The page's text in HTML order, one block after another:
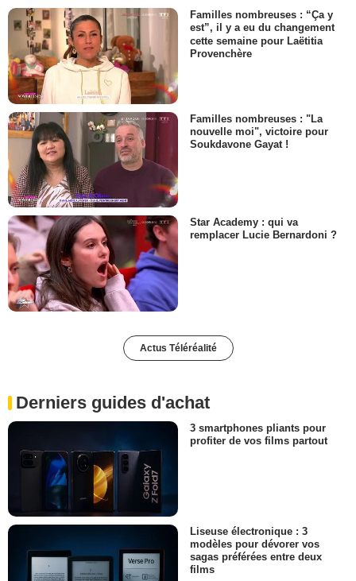
Familles nombreuses : “Ça y
est”, il y a eu du changement
cette semaine pour Laëtitia
Provenchère
Familles nombreuses : "La
nouvelle moi", victoire pour
Soukdavone Gayat !
Star Academy : qui va
remplacer Lucie Bernardoni ?
Actus Téléréalité
Derniers guides d'achat
3 smartphones pliants pour
profiter de vos films partout
Liseuse électronique : 3
modèles pour dévorer vos
sagas préférées entre deux
films